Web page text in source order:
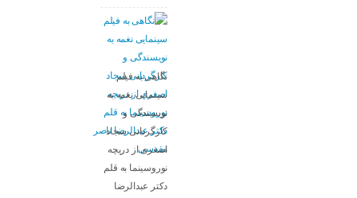
نگاهی به فیلم
سینمایی نغمه به
نویسندگی و
کارگردانی سجاد
اصغری از دریچه
نوروسینما به قلم
دکتر عبدالرضا